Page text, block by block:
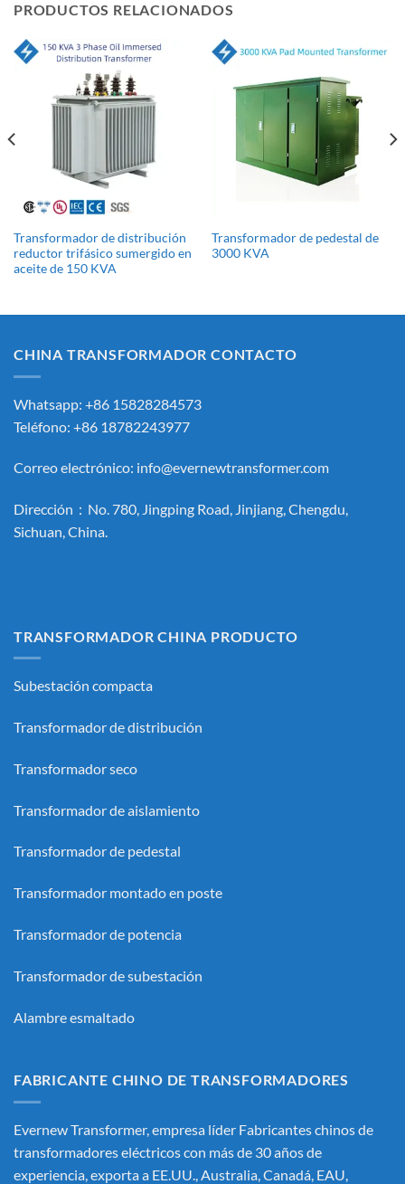
PRODUCTOS RELACIONADOS
Transformador de distribución
reductor trifásico sumergido en
aceite de 150 KVA
Transformador de pedestal de
3000 KVA
CHINA TRANSFORMADOR CONTACTO
Whatsapp: +86 15828284573
Teléfono: +86 18782243977
Correo electrónico: info@evernewtransformer.com
Dirección：No. 780, Jingping Road, Jinjiang, Chengdu,
Sichuan, China.
TRANSFORMADOR CHINA PRODUCTO
Subestación compacta
Transformador de distribución
Transformador seco
Transformador de aislamiento
Transformador de pedestal
Transformador montado en poste
Transformador de potencia
Transformador de subestación
Alambre esmaltado
FABRICANTE CHINO DE TRANSFORMADORES
Evernew Transformer, empresa líder Fabricantes chinos de
transformadores eléctricoscon más de 30 años de
experiencia, exporta a EE.UU., Australia, Canadá, EAU,